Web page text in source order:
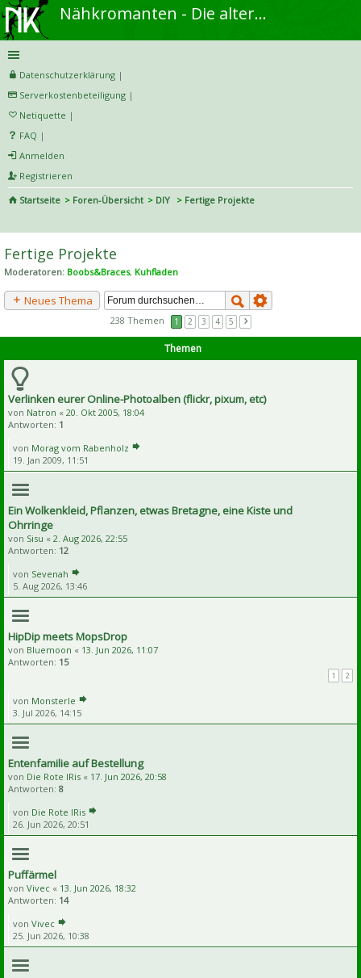
Nähkromanten - Die alternative Näh- und DIY-Community
Datenschutzerklärung |
Serverkostenbeteiligung |
Netiquette |
FAQ |
Anmelden
Registrieren
Startseite
Foren-Übersicht DIY
Fertige Projekte
he
Fertige Projekte
Moderatoren: Boobs&Braces, Kuhfladen
Neues Thema
238 Themen 1 2 3 4 5
Themen
Verlinken eurer Online-Photoalben (flickr, pixum, etc)
von Natron « 20. Okt 2005, 18:04
Antworten: 1
von Morag vom Rabenholz
19. Jan 2009, 11:51
Ein Wolkenkleid, Pflanzen, etwas Bretagne, eine Kiste und
Ohrringe
von Sisu « 2. Aug 2026, 22:55
Antworten: 12
von Sevenah
5. Aug 2026, 13:46
HipDip meets MopsDrop
von Bluemoon « 13. Jun 2026, 11:07
Antworten: 15
1 2
von Monsterle
3. Jul 2026, 14:15
Entenfamilie auf Bestellung
von Die Rote IRis « 17. Jun 2026, 20:58
Antworten: 8
von Die Rote IRis
26. Jun 2026, 20:51
Puffärmel
von Vivec « 13. Jun 2026, 18:32
Antworten: 14
von Vivec
25. Jun 2026, 10:38